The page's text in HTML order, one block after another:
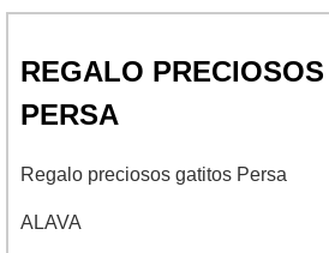
REGALO
PERSA
Regalo preciosos gatitos Persa
ALAVA